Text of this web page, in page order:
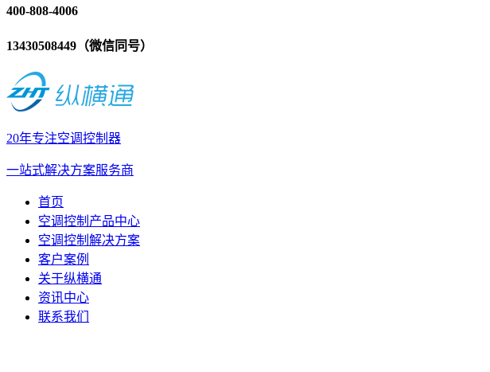
400-808-4006
13430508449（微信同号）
20年专注空调控制器
一站式解决方案服务商
首页
空调控制产品中心
空调控制解决方案
客户案例
关于纵横通
资讯中心
联系我们